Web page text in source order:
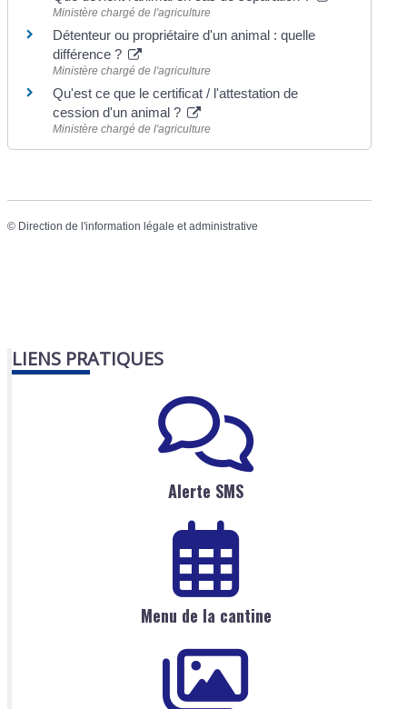
Ministère chargé de l'agriculture
Détenteur ou propriétaire d'un animal : quelle
différence ?
Ministère chargé de l'agriculture
Qu'est ce que le certificat / l'attestation de
cession d'un animal ?
Ministère chargé de l'agriculture
© Direction de l'information légale et administrative
LIENS PRATIQUES
Alerte SMS
Menu de la cantine